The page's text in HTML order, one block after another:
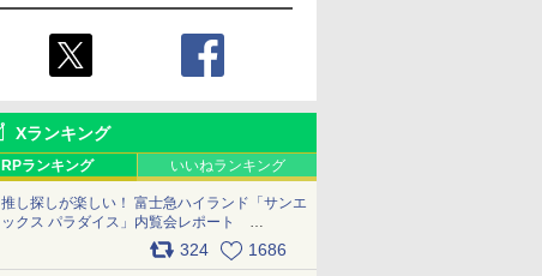
Xランキング
RPランキング いいねランキング
推し探しが楽しい！ 富士急ハイランド「サンエ
ックス パラダイス」内覧会レポート
324 1686